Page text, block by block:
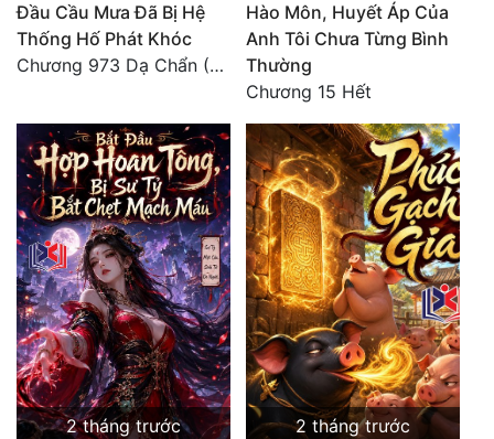
Đầu Cầu Mưa Đã Bị Hệ
Thống Hố Phát Khóc
Chương 973 Dạ Chẩn (2/2)
Hào Môn, Huyết Áp Của
Anh Tôi Chưa Từng Bình
Thường
Chương 15 Hết
2 tháng trước
2 tháng trước